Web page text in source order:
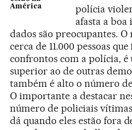
América
polícia
afasta a boa
dados são preocupantes.
cerca de 11.000 pessoas
confrontos com a polícia,
superior ao de outras
também é alto o número
O importante a destacar
número de policiais
dá quando eles estão fora